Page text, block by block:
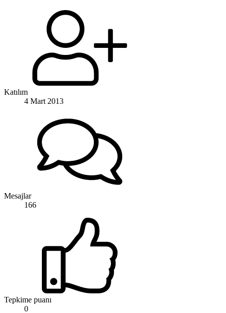
Katılım
4 Mart 2013
Mesajlar
166
Tepkime puanı
0